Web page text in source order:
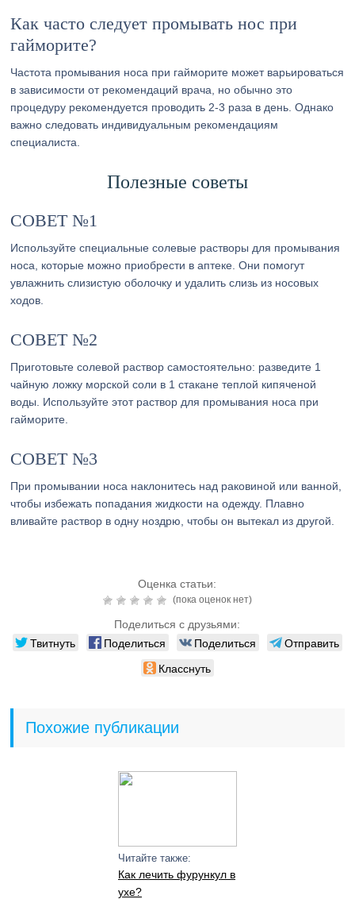
Как часто следует промывать нос при
гайморите?
Частота промывания носа при гайморите может варьироваться
в зависимости от рекомендаций врача, но обычно это
процедуру рекомендуется проводить 2-3 раза в день. Однако
важно следовать индивидуальным рекомендациям
специалиста.
Полезные советы
СОВЕТ №1
Используйте специальные солевые растворы для промывания
носа, которые можно приобрести в аптеке. Они помогут
увлажнить слизистую оболочку и удалить слизь из носовых
ходов.
СОВЕТ №2
Приготовьте солевой раствор самостоятельно: разведите 1
чайную ложку морской соли в 1 стакане теплой кипяченой
воды. Используйте этот раствор для промывания носа при
гайморите.
СОВЕТ №3
При промывании носа наклонитесь над раковиной или ванной,
чтобы избежать попадания жидкости на одежду. Плавно
вливайте раствор в одну ноздрю, чтобы он вытекал из другой.
Оценка статьи:
(пока оценок нет)
Поделиться с друзьями:
Твитнуть Поделиться Поделиться
Отправить
Класснуть
Похожие публикации
Читайте также:
Как лечить фурункул в
ухе?